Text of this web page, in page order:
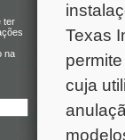
ter
na
Texas
cuja